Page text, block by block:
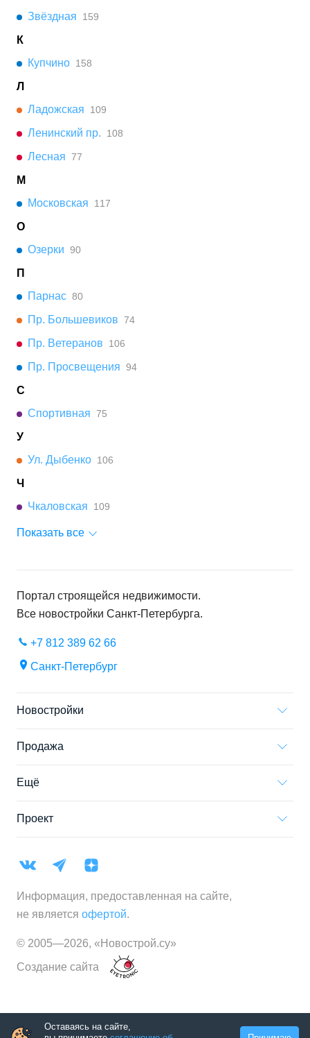
Звёздная
159
К
Купчино 158
Л
Ладожская
109
Ленинский пр. 108
Лесная 77
М
Московская
117
О
Озерки 90
П
Парнас 80
Пр. Большевиков 74
Пр. Ветеранов 106
Пр. Просвещения 94
С
Спортивная 75
У
Ул. Дыбенко 106
Ч
Чкаловская
109
Показать все
Портал строящейся недвижимости.
Все новостройки Санкт-Петербурга.
+7 812 389 62 66
Санкт-Петербург
Новостройки
Продажа
Ещё
Проект
Информация, предоставленная на сайте,
не является офертой.
© 2005—2026, «Новострой.су»
Создание сайта
Оставаясь на сайте,